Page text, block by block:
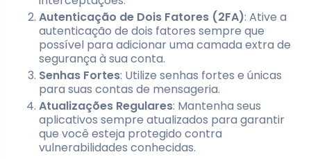
Autenticação de Dois Fatores (2FA): Ative a
autenticação de dois fatores sempre que
possível para adicionar uma camada extra de
segurança à sua conta.
Senhas Fortes: Utilize senhas fortes e únicas
para suas contas de mensageria.
Atualizações Regulares: Mantenha seus
aplicativos sempre atualizados para garantir
que você esteja protegido contra
vulnerabilidades conhecidas.